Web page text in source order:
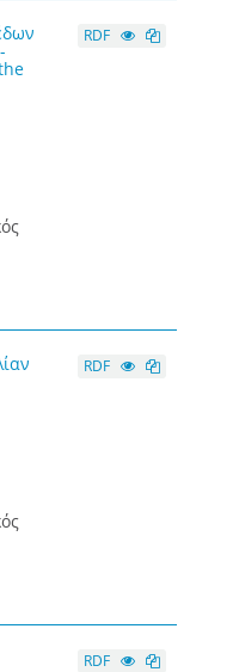
RDF
RDF
RDF